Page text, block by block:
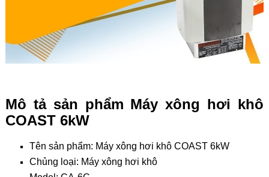
Mô tả sản phẩm Máy xông hơi khô
COAST 6kW
Tên sản phẩm: Máy xông hơi khô COAST 6kW
Chủng loại: Máy xông hơi khô